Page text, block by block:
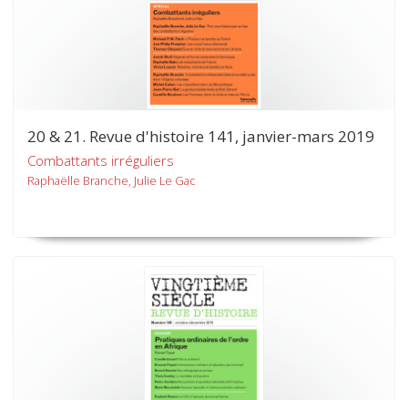
20 & 21. Revue d'histoire 141, janvier-mars 2019
Combattants irréguliers
Raphaëlle Branche, Julie Le Gac